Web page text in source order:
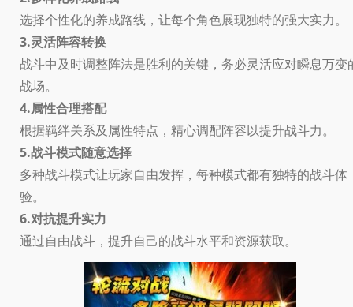
选择个性化的养成路线，让每个角色展现独特的强大实力。
3.灵活阵容转换
战斗中及时调整阵法是胜利的关键，务必灵活应对瞬息万变
战场。
4.属性合理搭配
根据羁绊关系及属性特点，精心调配阵容以提升战斗力。
5.战斗模式随意选择
多种战斗模式让玩家自由发挥，每种模式都有独特的战斗体
验。
6.对抗提升实力
通过自由战斗，提升自己的战斗水平和资源获取。